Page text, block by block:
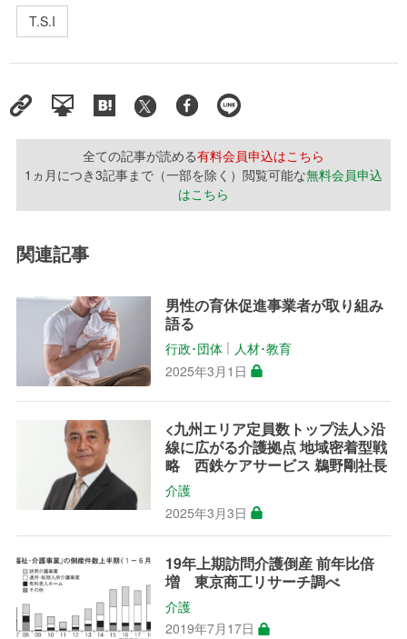
T.S.I
全ての記事が読める有料会員申込はこちら
1ヵ月につき3記事まで（一部を除く）閲覧可能な無料会員申込
はこちら
関連記事
男性の育休促進事業者が取り組み
語る
行政･団体 │ 人材･教育
2025年3月1日
<九州エリア定員数トップ法人>沿
線に広がる介護拠点 地域密着型戦
略 西鉄ケアサービス 鵜野剛社長
介護
2025年3月3日
19年上期訪問介護倒産 前年比倍
増 東京商工リサーチ調べ
介護
2019年7月17日